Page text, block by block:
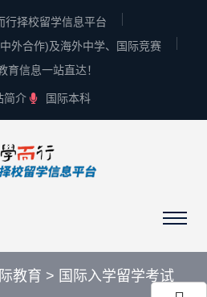
行择校留学信息平台
外合作)及海外中学、国际竞赛
育信息一站直达！
简介 国际本科
教育 > 国际入学留学考试